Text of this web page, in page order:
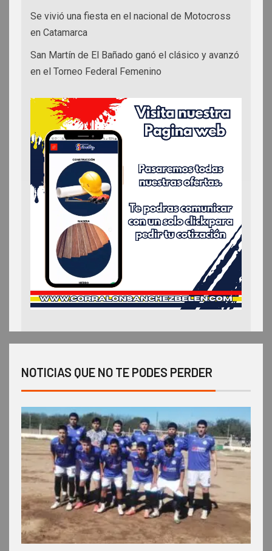
Se vivió una fiesta en el nacional de Motocross
en Catamarca
San Martín de El Bañado ganó el clásico y avanzó
en el Torneo Federal Femenino
NOTICIAS QUE NO TE PODES PERDER